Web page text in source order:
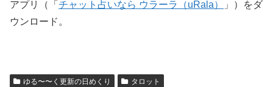
アプリ（「 チャット占いなら ウラーラ（uRala）
」）をダ
ウンロード。
ゆる〜〜く更新の日めくり タロット